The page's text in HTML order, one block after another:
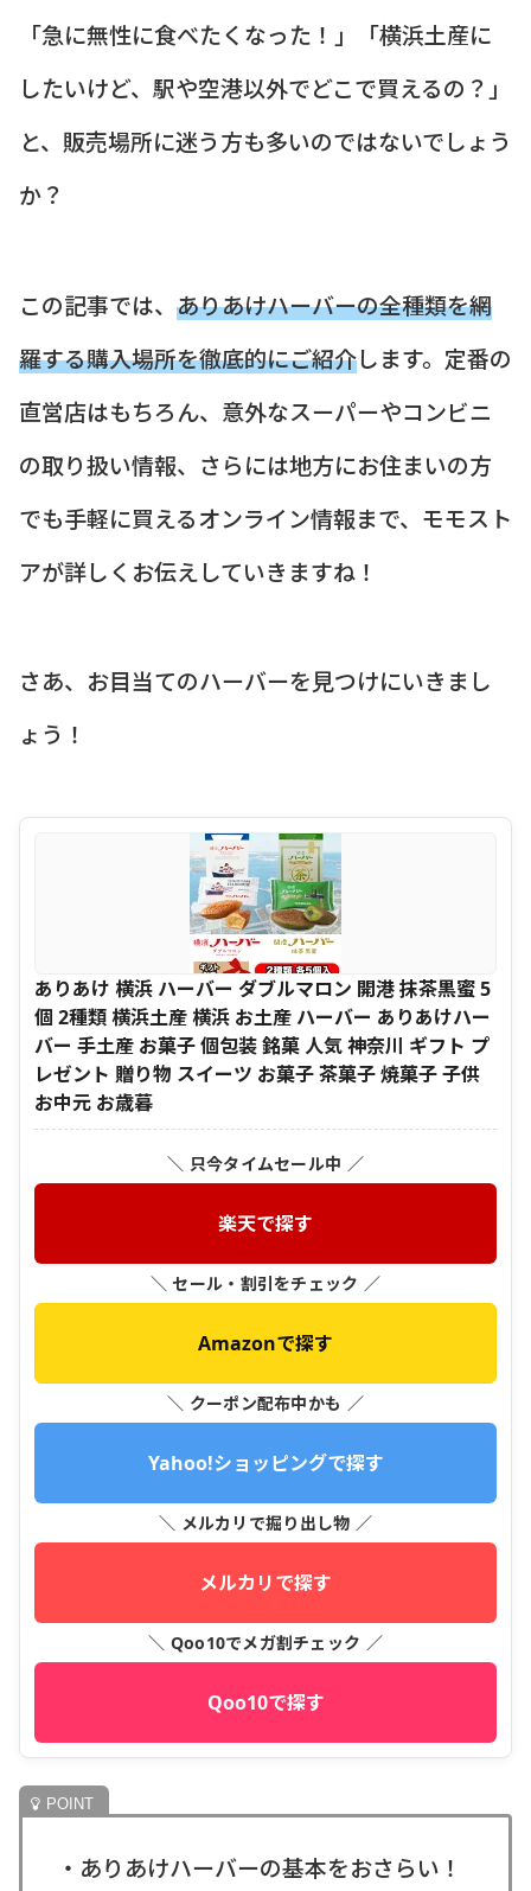
「急に無性に食べたくなった！」「横浜土産に
したいけど、駅や空港以外でどこで買えるの？」
と、販売場所に迷う方も多いのではないでしょう
か？
この記事では、 ありあけハーバーの全種類を網
羅する購入場所を徹底的にご紹介します。定番の
直営店はもちろん、意外なスーパーやコンビニ
の取り扱い情報、さらには地方にお住まいの方
でも手軽に買えるオンライン情報まで、モモスト
アが詳しくお伝えしていきますね！
さあ、お目当てのハーバーを見つけにいきまし
ょう！
ありあけ 横浜 ハーバー ダブルマロン 開港 抹茶黒蜜 5
個 2種類 横浜土産 横浜 お土産 ハーバー ありあけハー
バー 手土産 お菓子 個包装 銘菓 人気 神奈川 ギフト プ
レゼント 贈り物 スイーツ お菓子 茶菓子 焼菓子 子供
お中元 お歳暮
＼ 只今タイムセール中 ／
楽天で探す
＼ セール・割引をチェック ／
Amazonで探す
＼ クーポン配布中かも ／
Yahoo!ショッピングで探す
＼ メルカリで掘り出し物 ／
メルカリで探す
＼ Qoo10でメガ割チェック ／
Qoo10で探す
・ありあけハーバーの基本をおさらい！